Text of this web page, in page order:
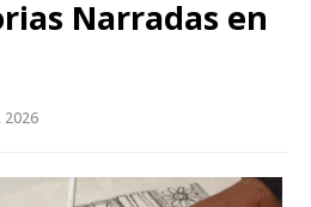
Narradas en
2026